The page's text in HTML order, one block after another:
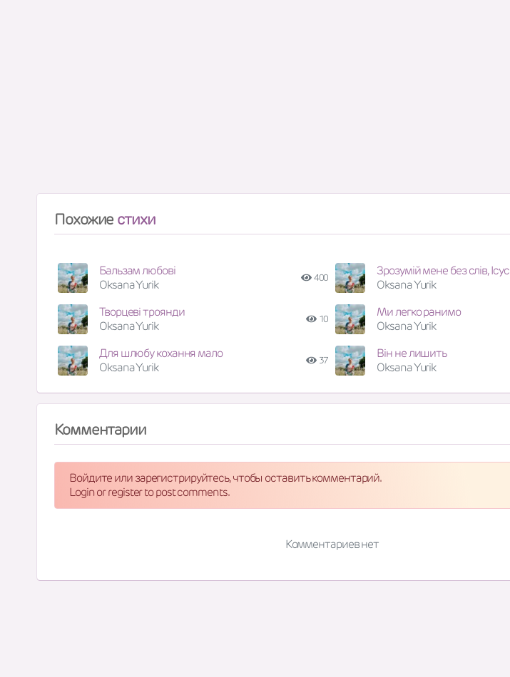
Похожие стихи
Бальзам любові
Oksana Yurik
400
Зрозумій мене без слів, Ісус
Oksana Yurik
Творцеві троянди
Oksana Yurik
10
Ми легко ранимо
Oksana Yurik
Для шлюбу кохання мало
Oksana Yurik
37
Він не лишить
Oksana Yurik
Комментарии
Войдите или зарегистрируйтесь, чтобы оставить комментарий.
Login or register to post comments.
Комментариев нет